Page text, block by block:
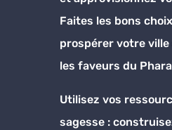
Faites les bons
prospérer votre
les faveurs du
Utilisez vos
sagesse :